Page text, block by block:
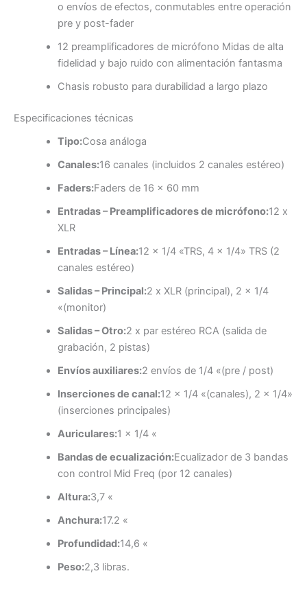
o envíos de efectos, conmutables entre operación
pre y post-fader
12 preamplificadores de micrófono Midas de alta
fidelidad y bajo ruido con alimentación fantasma
Chasis robusto para durabilidad a largo plazo
Especificaciones técnicas
Tipo:Cosa análoga
Canales:16 canales (incluidos 2 canales estéreo)
Faders:Faders de 16 x 60 mm
Entradas – Preamplificadores de micrófono:12 x
XLR
Entradas – Línea:12 x 1/4 «TRS, 4 x 1/4» TRS (2
canales estéreo)
Salidas – Principal:2 x XLR (principal), 2 x 1/4
«(monitor)
Salidas – Otro:2 x par estéreo RCA (salida de
grabación, 2 pistas)
Envíos auxiliares:2 envíos de 1/4 «(pre / post)
Inserciones de canal:12 x 1/4 «(canales), 2 x 1/4»
(inserciones principales)
Auriculares:1 x 1/4 «
Bandas de ecualización:Ecualizador de 3 bandas
con control Mid Freq (por 12 canales)
Altura:3,7 «
Anchura:17.2 «
Profundidad:14,6 «
Peso:2,3 libras.